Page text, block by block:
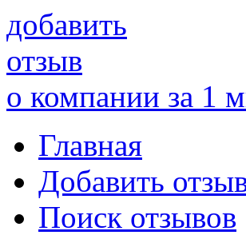
добавить
отзыв
о компании за 1
Главная
Добавить
Поиск отзывов